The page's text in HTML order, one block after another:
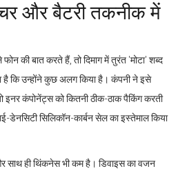
और बैटरी तकनीक में
फोन की बात करते हैं, तो दिमाग में तुरंत 'मोटा' शब्द
है कि उन्होंने कुछ अलग किया है। कंपनी ने इसे
इनर कंपोनेंट्स को कितनी ठीक-ठाक पैकिंग करती
डेनसिटी सिलिकॉन-कार्बन सेल का इस्तेमाल किया
ही थिंकनेस भी कम है। डिवाइस का वजन